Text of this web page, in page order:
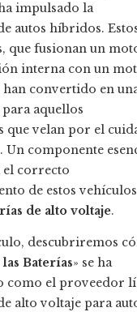
impulsado la
autos híbridos.
que fusionan un
interna con un
han convertido en
aquellos
que velan por el
Un componente
el correcto
de estos vehículos
de alto voltaje.
descubriremos
las Baterías» se ha
como el proveedor
alto voltaje para